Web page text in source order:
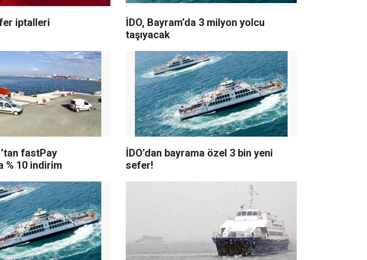
iptalleri
İDO, Bayram’da 3 milyon yolcu
taşıyacak
’tan fastPay
% 10 indirim
İDO’dan bayrama özel 3 bin yeni
sefer!